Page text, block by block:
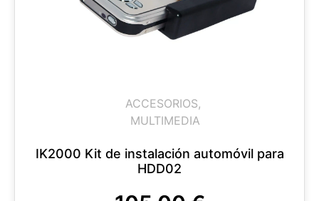
ACCESORIOS,
MULTIMEDIA
IK2000 Kit de instalación automóvil para
HDD02